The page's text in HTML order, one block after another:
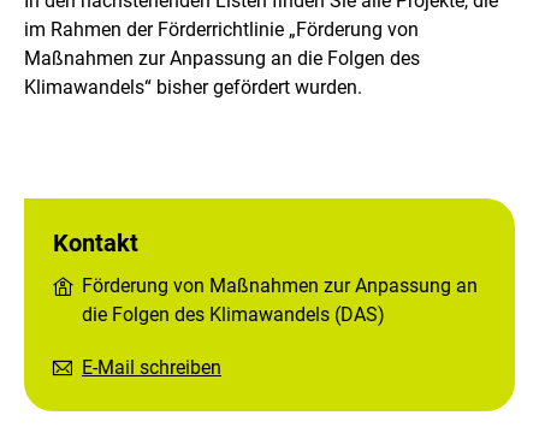
im Rahmen der Förderrichtlinie „Förderung von
Maßnahmen zur Anpassung an die Folgen des
Klimawandels“ bisher gefördert wurden.
Kontakt
Förderung von Maßnahmen zur Anpassung an
die Folgen des Klimawandels (DAS)
E-Mail schreiben